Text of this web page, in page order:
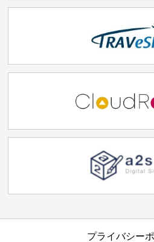
プライバシー